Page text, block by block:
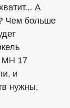
А
Чем больше
МН 17
и
нужны,